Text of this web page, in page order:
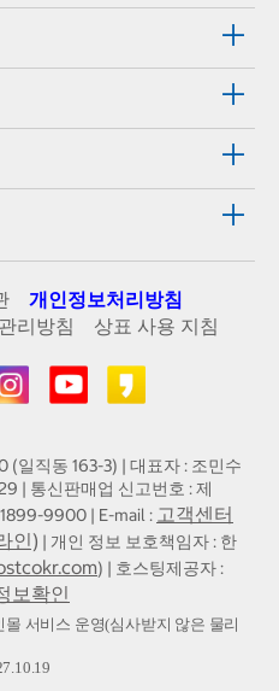
개인정보처리방침
리방침
상표 사용 지침
(일직동 163-3) | 대표자 : 조민수
| 통신판매업 신고번호 : 제
9900 | E-mail : 고객센터
인) | 개인 정보 보호책임자 : 한
) | 호스팅제공자 :
보확인
서비스 운영(심사받지 않은 물리